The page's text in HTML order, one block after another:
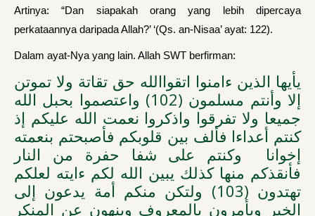
Artinya: “Dan siapakah orang yang lebih dipercaya
perkataannya daripada Allah?’ ‘(Qs. an-Nisaa’ ayat: 122).
Dalam ayat-Nya yang lain. Allah SWT berfirman:
يأيها الذين ءامنوا اتقواالله حق تقاتة ولا تموتن
إلا وأنتم مسلمون (102) واعتصموا بحبل الله
جميعا ولا تفرقوا واذكروا نعمت الله عليكم إذ
كنتم أعداءا فألف بين قلوبكم فأصبحتم بنعمته
إخوانا وكنتم على شفا حفرة من النار
فأنقذكم منها كذلك يبين الله لكم ءايته لعلكم
تهتدون (103) ولتكن منكم أمة يدعون إلى
الخير ويأمرون بالمعروف وينهون عن المنكر